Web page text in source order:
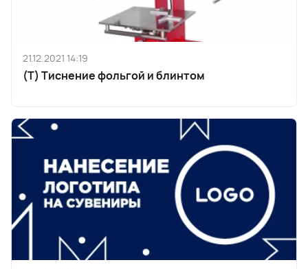
21.12.2021 14:19
(T) Тиснение фольгой и блинтом